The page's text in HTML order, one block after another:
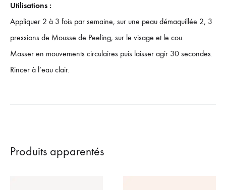
Utilisations :
Appliquer 2 à 3 fois par semaine, sur une peau démaquillée 2, 3
pressions de Mousse de Peeling, sur le visage et le cou.
Masser en mouvements circulaires puis laisser agir 30 secondes.
Rincer à l’eau clair.
Produits apparentés